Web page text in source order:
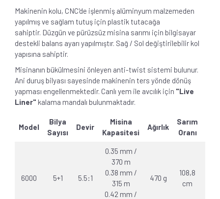
Makinenin kolu, CNC'de işlenmiş alüminyum malzemeden
yapılmış ve sağlam tutuş için plastik tutacağa
sahiptir. Düzgün ve pürüzsüz misina sarımı için bilgisayar
destekli balans ayarı yapılmıştır. Sağ / Sol değiştirilebilir kol
yapısına sahiptir.
Misinanın bükülmesini önleyen anti-twist sistemi bulunur.
Ani duruş bilyası sayesinde makinenin ters yönde dönüş
yapması engellenmektedir. Canlı yem ile avcılık için "Live
Liner" kalama mandalı bulunmaktadır.
Model
Bilya
Sayısı
Devir
Misina
Kapasitesi
Ağırlık
Sarım
Oranı
6000 5+1 5.5:1
0.35 mm /
370 m
0.38 mm /
315 m
0.42 mm /
470 g
108,8
cm